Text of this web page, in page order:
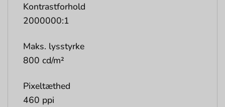
Kontrastforhold
2000000:1
Maks. lysstyrke
800 cd/m²
Pixeltæthed
460 ppi